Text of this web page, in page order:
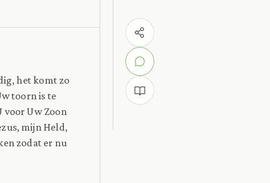
het komt zo
toorn is te
voor Uw Zoon
mijn Held,
zodat er nu